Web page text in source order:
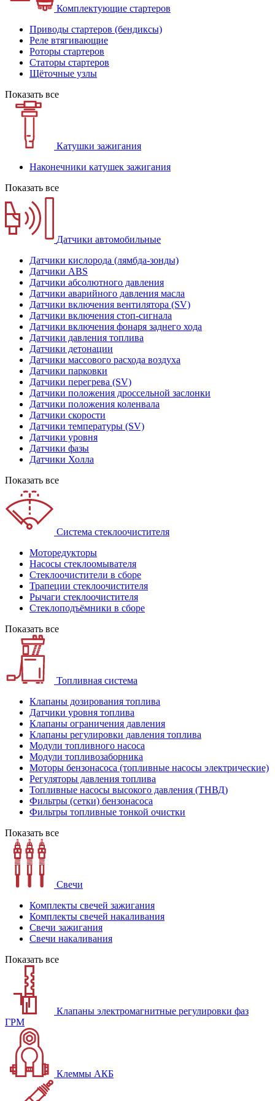
Комплектующие стартеров
Приводы стартеров (бендиксы)
Реле втягивающие
Роторы стартеров
Статоры стартеров
Щёточные узлы
Показать все
Катушки зажигания
Наконечники катушек зажигания
Показать все
Датчики автомобильные
Датчики кислорода (лямбда-зонды)
Датчики ABS
Датчики абсолютного давления
Датчики аварийного давления масла
Датчики включения вентилятора (SV)
Датчики включения стоп-сигнала
Датчики включения фонаря заднего хода
Датчики давления топлива
Датчики детонации
Датчики массового расхода воздуха
Датчики парковки
Датчики перегрева (SV)
Датчики положения дроссельной заслонки
Датчики положения коленвала
Датчики скорости
Датчики температуры (SV)
Датчики уровня
Датчики фазы
Датчики Холла
Показать все
Система стеклоочистителя
Моторедукторы
Насосы стеклоомывателя
Стеклоочистители в сборе
Трапеции стеклоочистителя
Рычаги стеклоочистителя
Стеклоподъёмники в сборе
Показать все
Топливная система
Клапаны дозирования топлива
Датчики уровня топлива
Клапаны ограничения давления
Клапаны регулировки давления топлива
Модули топливного насоса
Модули топливозаборника
Моторы бензонасоса (топливные насосы электрические)
Регуляторы давления топлива
Топливные насосы высокого давления (ТНВД)
Фильтры (сетки) бензонасоса
Фильтры топливные тонкой очистки
Показать все
Свечи
Комплекты свечей зажигания
Комплекты свечей накаливания
Свечи зажигания
Свечи накаливания
Показать все
Клапаны электромагнитные регулировки фаз
ГРМ
Клеммы АКБ